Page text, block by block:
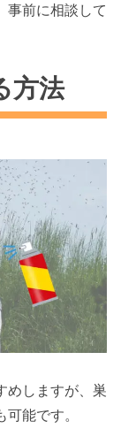
事前に相談して
方法
めしますが、巣
能です。